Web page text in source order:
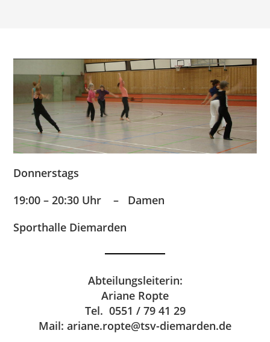
Donnerstags
19:00 – 20:30 Uhr – Damen
Sporthalle Diemarden
Abteilungsleiterin:
Ariane Ropte
Tel. 0551 / 79 41 29
Mail: ariane.ropte@tsv-diemarden.de